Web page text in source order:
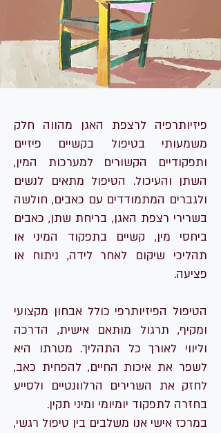
פיזיותרפיה לרצפת האגן מהווה חלק
משמעותי בטיפול בקשיים פיזיים
ותפקודיים הקשורים למערכות המין,
השתן והעיכול. הטיפול מתאים לנשים
ולגברים המתמודדים עם כאבים, חולשה
בשרירי רצפת האגן, בריחת שתן, כאבים
ביחסי מין, קשיים בתפקוד המיני או
תהליכי שיקום לאחר לידה, ניתוח או
פציעה.
הטיפול הפיזיותרפי כולל אבחון מקצועי
ומקיף, תרגול מותאם אישית, הדרכה
וליווי לאורך כל התהליך. מטרתו היא
לשפר את איכות החיים, להפחית כאב,
לחזק את השרירים הרלוונטיים ולסייע
בחזרה לתפקוד יומיומי ומיני תקין.
במרכז אישי אנו משלבים בין טיפול רגשי,